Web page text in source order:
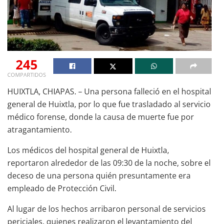
245
COMPARTIDOS
HUIXTLA, CHIAPAS. – Una persona falleció en el hospital
general de Huixtla, por lo que fue trasladado al servicio
médico forense, donde la causa de muerte fue por
atragantamiento.
Los médicos del hospital general de Huixtla,
reportaron alrededor de las 09:30 de la noche, sobre el
deceso de una persona quién presuntamente era
empleado de Protección Civil.
Al lugar de los hechos arribaron personal de servicios
periciales, quienes realizaron el levantamiento del